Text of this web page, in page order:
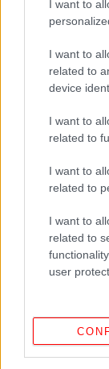
I want to
I want to
related to
device
I want to
related to
I want to
related to
I want to
related to
user